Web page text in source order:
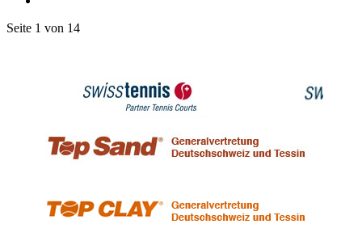
Seite 1 von 14